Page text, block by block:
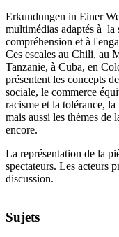
Erkundungen in Einer
multimédias adaptés à la
compréhension et à
Ces escales au Chili, au
Tanzanie, à Cuba, en
présentent les concepts
sociale, le commerce
racisme et la tolérance,
mais aussi les thèmes de
encore.
La représentation de la
spectateurs. Les acteurs
discussion.
Sujets